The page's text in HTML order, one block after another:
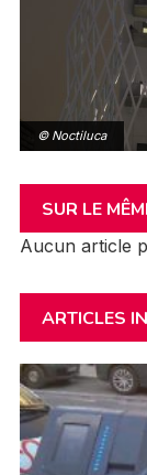
© Noctiluca
SUR LE
Aucun article
ARTICLES